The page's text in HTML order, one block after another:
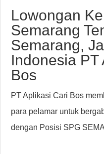
Lowongan
Semarang
Semarang,
Indonesia PT
Bos
PT Aplikasi Cari Bos
para pelamar untuk
dengan Posisi SPG